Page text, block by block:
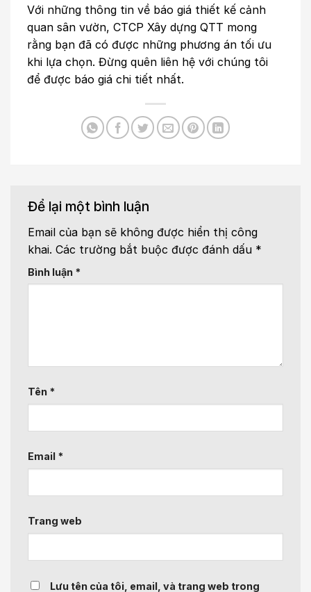
Với những thông tin về báo giá thiết kế cảnh
quan sân vườn, CTCP Xây dựng QTT mong
rằng bạn đã có được những phương án tối ưu
khi lựa chọn. Đừng quên liên hệ với chúng tôi
để được báo giá chi tiết nhất.
Để lại một bình luận
Email của bạn sẽ không được hiển thị công
khai. Các trường bắt buộc được đánh dấu *
Bình luận *
Tên *
Email *
Trang web
Lưu tên của tôi, email, và trang web trong